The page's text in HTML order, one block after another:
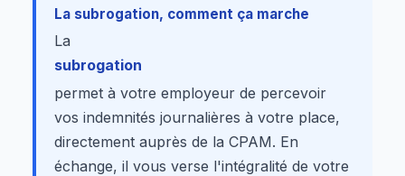
La subrogation, comment ça marche
La
subrogation
permet à votre employeur de percevoir
vos indemnités journalières à votre place,
directement auprès de la CPAM. En
échange, il vous verse l'intégralité de votre